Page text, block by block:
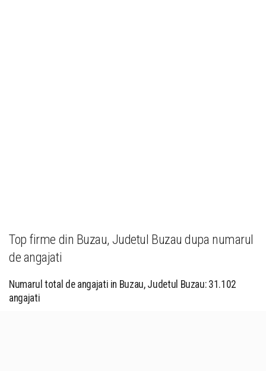
Top firme din Buzau, Judetul Buzau dupa numarul
de angajati
Numarul total de angajati in Buzau, Judetul Buzau: 31.102
angajati